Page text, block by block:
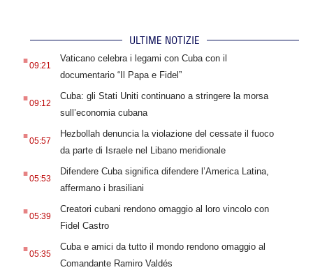
ULTIME NOTIZIE
.09:21
Vaticano celebra i legami con Cuba con il
documentario “Il Papa e Fidel”
.09:12
Cuba: gli Stati Uniti continuano a stringere la morsa
sull’economia cubana
.05:57
Hezbollah denuncia la violazione del cessate il fuoco
da parte di Israele nel Libano meridionale
.05:53
Difendere Cuba significa difendere l’America Latina,
affermano i brasiliani
.05:39
Creatori cubani rendono omaggio al loro vincolo con
Fidel Castro
.05:35
Cuba e amici da tutto il mondo rendono omaggio al
Comandante Ramiro Valdés